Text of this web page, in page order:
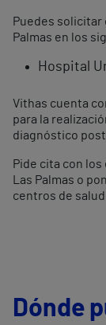
Puedes solicitar
Palmas en los
Hospital
Vithas cuenta
para la
diagnóstico
Pide cita con
Las Palmas o
centros de salud
Dónde